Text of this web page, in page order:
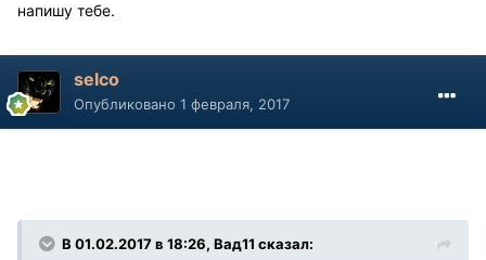
напишу тебе.
selco
Опубликовано 1 февраля, 2017
В 01.02.2017 в 18:26, Вад11 сказал: